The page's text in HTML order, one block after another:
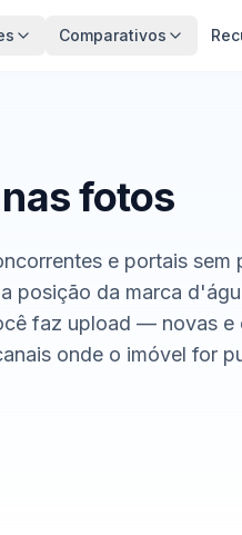
Comparativos
fotos
e portais sem
posição da marca
faz upload — novas e
onde o imóvel for